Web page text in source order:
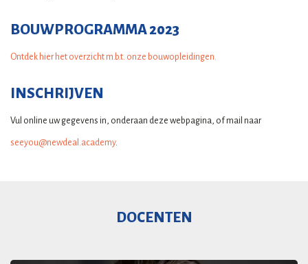
BOUWPROGRAMMA 2023
Ontdek hier het overzicht m.b.t. onze bouwopleidingen.
INSCHRIJVEN
Vul online uw gegevens in, onderaan deze webpagina, of mail naar
seeyou@newdeal.academy.
DOCENTEN